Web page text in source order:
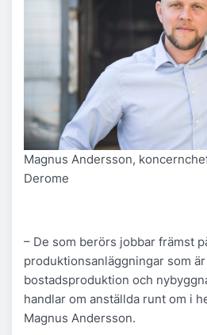
Magnus Andersson,
Derome
– De som berörs jobbar främst
produktionsanläggningar som
bostadsproduktion och
handlar om anställda runt om i
Magnus Andersson.